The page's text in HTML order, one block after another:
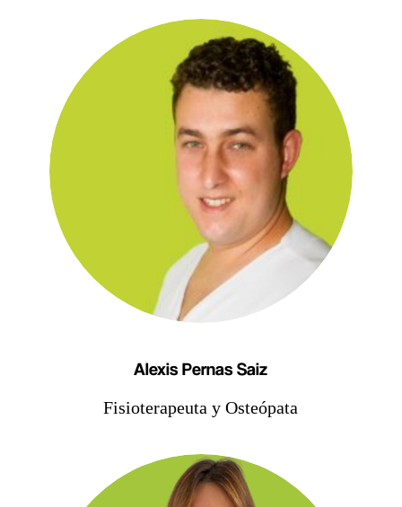
Alexis Pernas Saiz
Fisioterapeuta y Osteópata